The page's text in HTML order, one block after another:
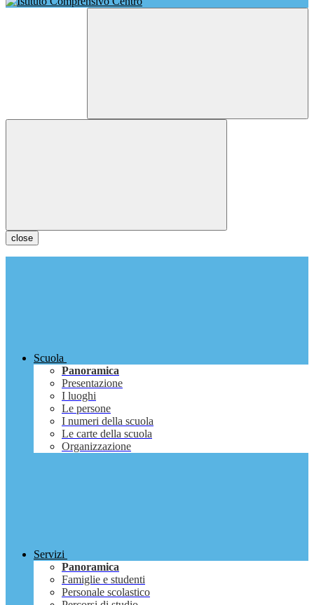
close
Scuola
Panoramica
Presentazione
I luoghi
Le persone
I numeri della scuola
Le carte della scuola
Organizzazione
Servizi
Panoramica
Famiglie e studenti
Personale scolastico